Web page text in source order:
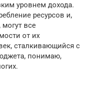
уровнем дохода.
ресурсов и,
все
от их
сталкивающийся с
понимаю,